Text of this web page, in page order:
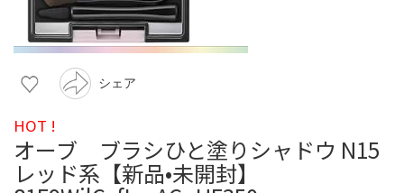
シェア
HOT !
オーブ ブラシひと塗りシャドウ N15
レッド系【新品•未開封】